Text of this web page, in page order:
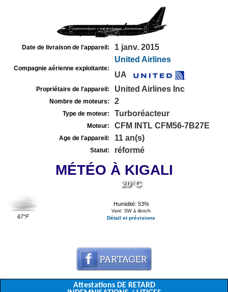
Date de livraison de l'appareil: 1 janv. 2015
Compagnie aérienne exploitante:
United Airlines
UA
Propriétaire de l'appareil: United Airlines Inc
Nombre de moteurs: 2
Type de moteur: Turboréacteur
Moteur: CFM INTL CFM56-7B27E
Age de l'appareil: 11 an(s)
Statut: réformé
MÉTÉO À KIGALI
67°F
20°C
Humidité: 53%
Vent: SW à 4km/h
Détail et prévisions
Attestations DE RETARD